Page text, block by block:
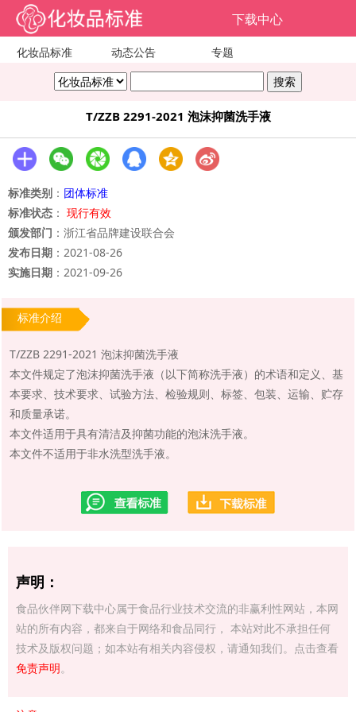
下载中心
化妆品标准 动态公告 专题
T/ZZB 2291-2021 泡沫抑菌洗手液
标准类别 ： 团体标准
标准状态 ： 现行有效
颁发部门 ：浙江省品牌建设联合会
发布日期 ：2021-08-26
实施日期 ：2021-09-26
标准介绍
T/ZZB 2291-2021 泡沫抑菌洗手液
本文件规定了泡沫抑菌洗手液（以下简称洗手液）的术语和定义、基
本要求、技术要求、试验方法、检验规则、标签、包装、运输、贮存
和质量承诺。
本文件适用于具有清洁及抑菌功能的泡沫洗手液。
本文件不适用于非水洗型洗手液。
声明：
食品伙伴网下载中心属于食品行业技术交流的非赢利性网站，本网
站的所有内容，都来自于网络和食品同行， 本站对此不承担任何
技术及版权问题；如本站有相关内容侵权，请通知我们。点击查看
免责声明。